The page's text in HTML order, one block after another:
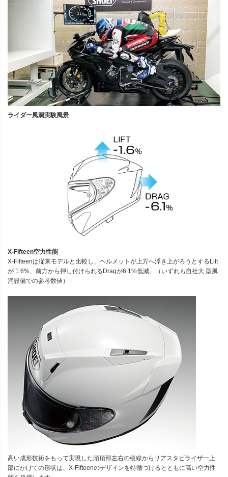
ライダー風洞実験風景
X-Fifteen空力性能
X-Fifteenは従来モデルと比較し、ヘルメットが上方へ浮き上がろうとするLift
が 1.6%、前方から押し付けられるDragが6.1%低減。（いずれも自社大 型風
洞設備での参考数値）
高い成形技術をもって実現した頭頂部左右の稜線からリアスタビライザー上
部にかけての形状は、X-Fifteenのデザインを特徴づけるとともに高い空力性